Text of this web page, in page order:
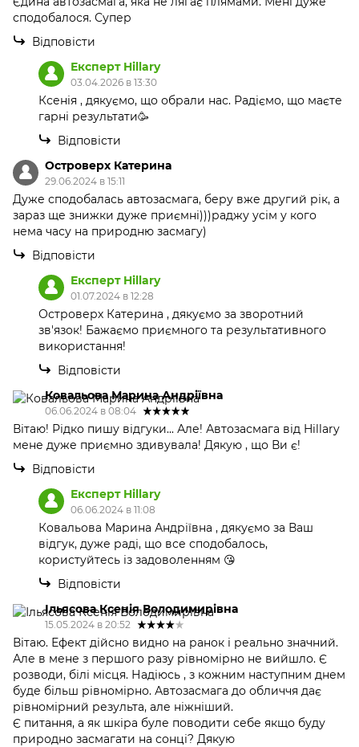
сподобалося. Супер
Відповісти
Експерт Hillary
03.04.2026 в 13:30
Ксенія , дякуємо, що обрали нас. Радіємо, що маєте
гарні результати🥳
Відповісти
Островерх Катерина
29.06.2024 в 15:11
Дуже сподобалась автозасмага, беру вже другий рік, а
зараз ще знижки дуже приємні)))раджу усім у кого
нема часу на природню засмагу)
Відповісти
Експерт Hillary
01.07.2024 в 12:28
Островерх Катерина , дякуємо за зворотний
зв'язок! Бажаємо приємного та результативного
використання!
Відповісти
Ковальова Марина Андріївна
06.06.2024 в 08:04
Вітаю! Рідко пишу відгуки... Але! Автозасмага від Hillary
мене дуже приємно здивувала! Дякую , що Ви є!
Відповісти
Експерт Hillary
06.06.2024 в 11:08
Ковальова Марина Андріївна , дякуємо за Ваш
відгук, дуже раді, що все сподобалось,
користуйтесь із задоволенням 😘
Відповісти
Ільясова Ксенія Володимирівна
15.05.2024 в 20:52
Вітаю. Ефект дійсно видно на ранок і реально значний.
Але в мене з першого разу рівномірно не вийшло. Є
розводи, білі місця. Надіюсь , з кожним наступним днем
буде більш рівномірно. Автозасмага до обличчя дає
рівномірний результа, але ніжніший.
Є питання, а як шкіра буле поводити себе якщо буду
природно засмагати на сонці? Дякую